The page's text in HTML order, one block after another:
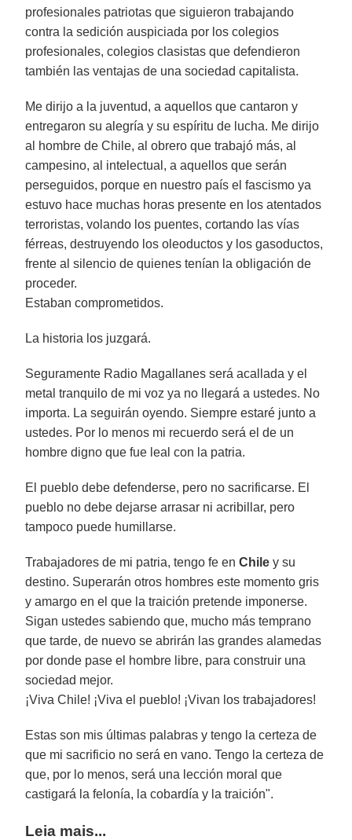
profesionales patriotas que siguieron trabajando
contra la sedición auspiciada por los colegios
profesionales, colegios clasistas que defendieron
también las ventajas de una sociedad capitalista.
Me dirijo a la juventud, a aquellos que cantaron y
entregaron su alegría y su espíritu de lucha. Me dirijo
al hombre de Chile, al obrero que trabajó más, al
campesino, al intelectual, a aquellos que serán
perseguidos, porque en nuestro país el fascismo ya
estuvo hace muchas horas presente en los atentados
terroristas, volando los puentes, cortando las vías
férreas, destruyendo los oleoductos y los gasoductos,
frente al silencio de quienes tenían la obligación de
proceder.
Estaban comprometidos.
La historia los juzgará.
Seguramente Radio Magallanes será acallada y el
metal tranquilo de mi voz ya no llegará a ustedes. No
importa. La seguirán oyendo. Siempre estaré junto a
ustedes. Por lo menos mi recuerdo será el de un
hombre digno que fue leal con la patria.
El pueblo debe defenderse, pero no sacrificarse. El
pueblo no debe dejarse arrasar ni acribillar, pero
tampoco puede humillarse.
Trabajadores de mi patria, tengo fe enChile y su
destino. Superarán otros hombres este momento gris
y amargo en el que la traición pretende imponerse.
Sigan ustedes sabiendo que, mucho más temprano
que tarde, de nuevo se abrirán las grandes alamedas
por donde pase el hombre libre, para construir una
sociedad mejor.
¡Viva Chile! ¡Viva el pueblo! ¡Vivan los trabajadores!
Estas son mis últimas palabras y tengo la certeza de
que mi sacrificio no será en vano. Tengo la certeza de
que, por lo menos, será una lección moral que
castigará la felonía, la cobardía y la traición".
Leia mais...